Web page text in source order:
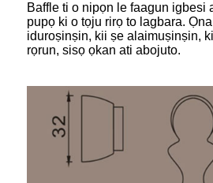
Baffle ti o nipọn le faagun igbesi
pupọ ki o tọju rirọ to lagbara.
iduroṣinṣin, kii ṣe alaimuṣinṣin,
rọrun, sisọ ọkan ati abojuto.